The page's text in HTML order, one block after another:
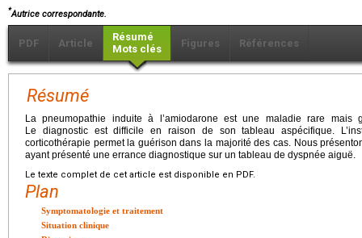
*Autrice correspondante.
PDF Article
Résumé
Mots clés
Figures Références
Résumé
La pneumopathie induite à l’amiodarone est une maladie rare mais
Le diagnostic est difficile en raison de son tableau aspécifique.
corticothérapie permet la guérison dans la majorité des cas. Nous
ayant présenté une errance diagnostique sur un tableau de dyspnée aiguë.
Le texte complet de cet article est disponible en PDF.
Plan
Symptomatologie et traitement
Situation clinique